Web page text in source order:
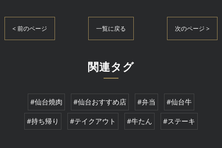
< 前のページ 一覧に戻る 次のページ >
関連タグ
#仙台燒肉 #仙台おすすめ店 #弁当 #仙台牛
#持ち帰り #テイクアウト #牛たん #ステーキ